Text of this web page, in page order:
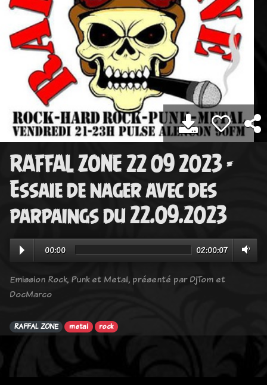
RAFFAL ZONE 22 09 2023 -
Essaie de nager avec des
parpaings du 22.09.2023
00:00 02:00:07
Emission Rock, Punk et Metal, présenté par DjTom et
DocMarco
RAFFAL ZONE metal rock